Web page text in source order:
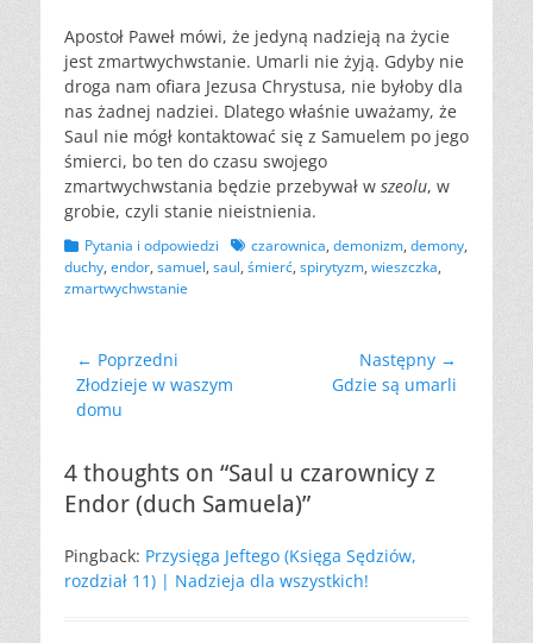
Apostoł Paweł mówi, że jedyną nadzieją na życie
jest zmartwychwstanie. Umarli nie żyją. Gdyby nie
droga nam ofiara Jezusa Chrystusa, nie byłoby dla
nas żadnej nadziei. Dlatego właśnie uważamy, że
Saul nie mógł kontaktować się z Samuelem po jego
śmierci, bo ten do czasu swojego
zmartwychwstania będzie przebywał w szeolu, w
grobie, czyli stanie nieistnienia.
Kategorii
Pytania i odpowiedzi Tagówczarownica, demonizm, demony,
duchy, endor, samuel, saul, śmierć, spirytyzm, wieszczka,
zmartwychwstanie
Nawigacja
wpisu
← Poprzedni
Poprzedni
wpis:
Złodzieje w waszym
domu
Następny →
NastępnyGdzie są umarli
4 thoughts on “Saul u czarownicy z
Endor (duch Samuela)”
Pingback: Przysięga Jeftego (Księga Sędziów,
rozdział 11) | Nadzieja dla wszystkich!